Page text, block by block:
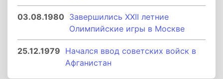
03.08.1980 Завершились XXII летние
Олимпийские игры в Москве
25.12.1979 Начался ввод советских войск в
Афганистан